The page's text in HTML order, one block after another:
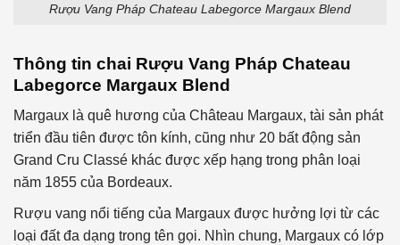
Rượu Vang Pháp Chateau Labegorce Margaux Blend
Thông tin chai Rượu Vang Pháp Chateau
Labegorce Margaux Blend
Margaux là quê hương của Château Margaux, tài sản phát
triển đầu tiên được tôn kính, cũng như 20 bất động sản
Grand Cru Classé khác được xếp hạng trong phân loại
năm 1855 của Bordeaux.
Rượu vang nổi tiếng của Margaux được hưởng lợi từ các
loại đất đa dạng trong tên gọi. Nhìn chung, Margaux có lớp